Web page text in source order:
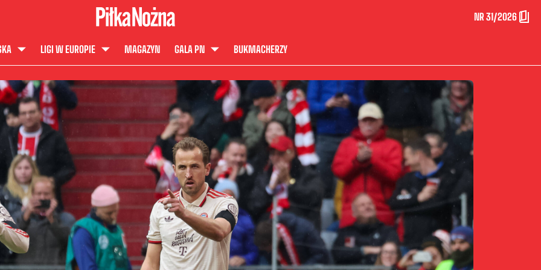
NR 31/2026
LIGI W EUROPIE MAGAZYN GALA PN BUKMACHERZY